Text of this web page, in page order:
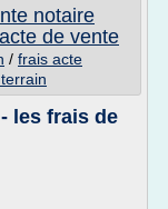
notaire
de vente
/ frais acte
les frais de